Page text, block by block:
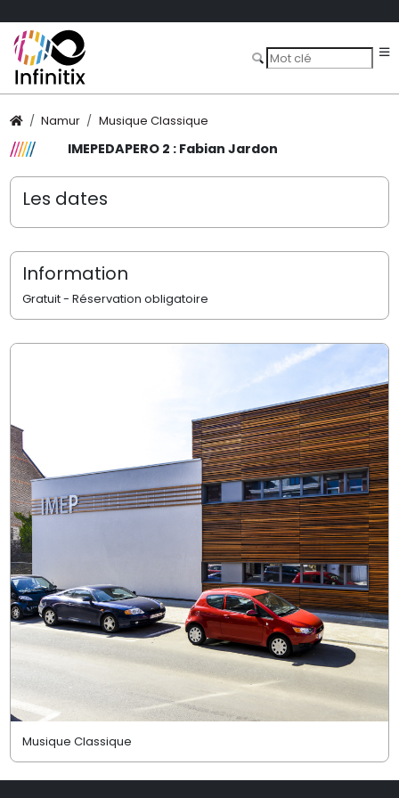
Namur Musique Classique
IMEPEDAPERO 2 : Fabian Jardon
Les dates
Information
Gratuit - Réservation obligatoire
Musique Classique